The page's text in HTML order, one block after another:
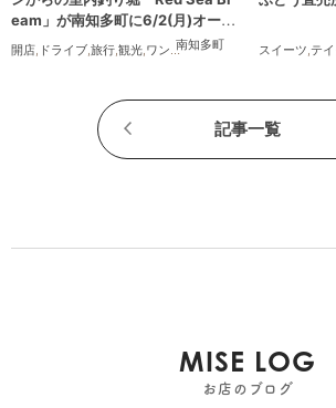
南知多町
eam」が南知多町に6/2(月)オープ
ン
開店, ドライブ,旅行,観光,ワンコイン スイーツ,テ
記事一覧
MISE LOG
お店のブログ